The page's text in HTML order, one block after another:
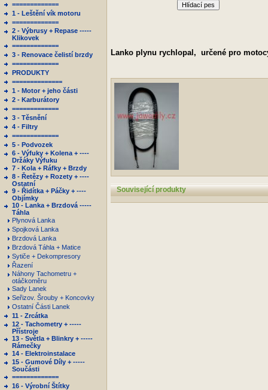
=============
1 - Leštění vík motoru
=============
2 - Výbrusy + Repase -----
Klikovek
=============
3 - Renovace čelistí brzdy
=============
PRODUKTY
==============
1 - Motor + jeho části
2 - Karburátory
=============
3 - Těsnění
4 - Filtry
=============
5 - Podvozek
6 - Výfuky + Kolena + ----
Držáky Výfuku
7 - Kola + Ráfky + Brzdy
8 - Řetězy + Rozety + ----
Ostatní
9 - Řidítka + Páčky + ----
Objímky
10 - Lanka + Brzdová -----
Táhla
Plynová Lanka
Spojková Lanka
Brzdová Lanka
Brzdová Táhla + Matice
Sytiče + Dekompresory
Řazení
Náhony Tachometru +
otáčkoměru
Sady Lanek
Seřizov. Šrouby + Koncovky
Ostatní Části Lanek
11 - Zrcátka
12 - Tachometry + -----
Přístroje
13 - Světla + Blinkry + -----
Rámečky
14 - Elektroinstalace
15 - Gumové Díly + -----
Součásti
=============
16 - Výrobní Štítky
Hlídací pes
Lanko plynu rychlopal, určené pro
Související produkty